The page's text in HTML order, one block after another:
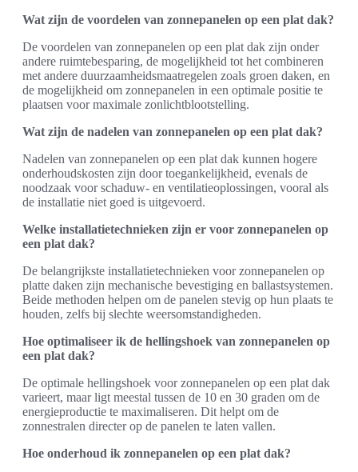
Wat zijn de voordelen van zonnepanelen op een plat dak?
De voordelen van zonnepanelen op een plat dak zijn onder
andere ruimtebesparing, de mogelijkheid tot het combineren
met andere duurzaamheidsmaatregelen zoals groen daken, en
de mogelijkheid om zonnepanelen in een optimale positie te
plaatsen voor maximale zonlichtblootstelling.
Wat zijn de nadelen van zonnepanelen op een plat dak?
Nadelen van zonnepanelen op een plat dak kunnen hogere
onderhoudskosten zijn door toegankelijkheid, evenals de
noodzaak voor schaduw- en ventilatieoplossingen, vooral als
de installatie niet goed is uitgevoerd.
Welke installatietechnieken zijn er voor zonnepanelen op
een plat dak?
De belangrijkste installatietechnieken voor zonnepanelen op
platte daken zijn mechanische bevestiging en ballastsystemen.
Beide methoden helpen om de panelen stevig op hun plaats te
houden, zelfs bij slechte weersomstandigheden.
Hoe optimaliseer ik de hellingshoek van zonnepanelen op
een plat dak?
De optimale hellingshoek voor zonnepanelen op een plat dak
varieert, maar ligt meestal tussen de 10 en 30 graden om de
energieproductie te maximaliseren. Dit helpt om de
zonnestralen directer op de panelen te laten vallen.
Hoe onderhoud ik zonnepanelen op een plat dak?